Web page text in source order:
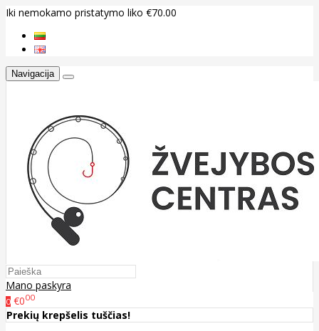
Iki nemokamo pristatymo liko €70.00
Navigacija
Mano paskyra
0 €000
Prekių krepšelis tuščias!